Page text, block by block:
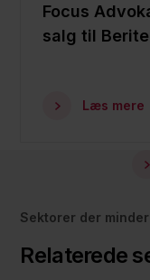
Focus
salg til
Læs mere
Sektorer der minder
Relaterede